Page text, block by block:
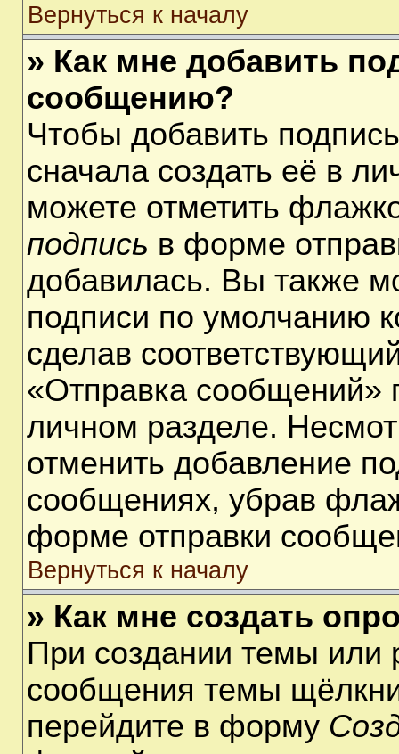
Вернуться к началу
» Как мне добавить
сообщению?
Чтобы добавить
сначала создать её в
можете отметить
подпись в форме
добавилась. Вы также
подписи по умолчанию
сделав
«Отправка сообщений»
личном разделе.
отменить добавление
сообщениях, убрав
форме отправки
Вернуться к началу
» Как мне создать
При создании темы или
сообщения темы
перейдите в форму